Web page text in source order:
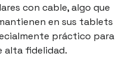
con cable, algo que
en sus tablets
práctico para
alta fidelidad.